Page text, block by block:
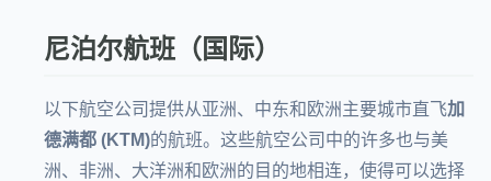
尼泊尔航班（国际）
以下航空公司提供从亚洲、中东和欧洲主要城市直飞加
德满都 (KTM)的航班。这些航空公司中的许多也与美
洲、非洲、大洋洲和欧洲的目的地相连，使得可以选择